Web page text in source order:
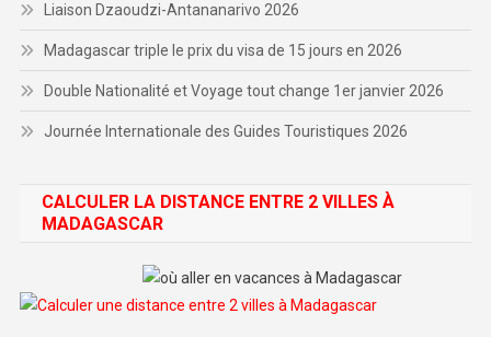
Liaison Dzaoudzi-Antananarivo 2026
Madagascar triple le prix du visa de 15 jours en 2026
Double Nationalité et Voyage tout change 1er janvier 2026
Journée Internationale des Guides Touristiques 2026
CALCULER LA DISTANCE ENTRE 2 VILLES À
MADAGASCAR